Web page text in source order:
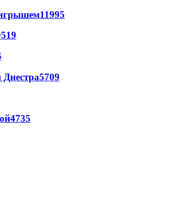
11995
Днестра5709
4735